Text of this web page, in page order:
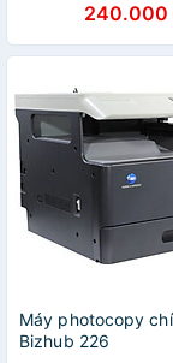
4055/ 5054/
6055 ( HA - Hàng
khẩu )
240.000
Máy photocopy
Bizhub 226